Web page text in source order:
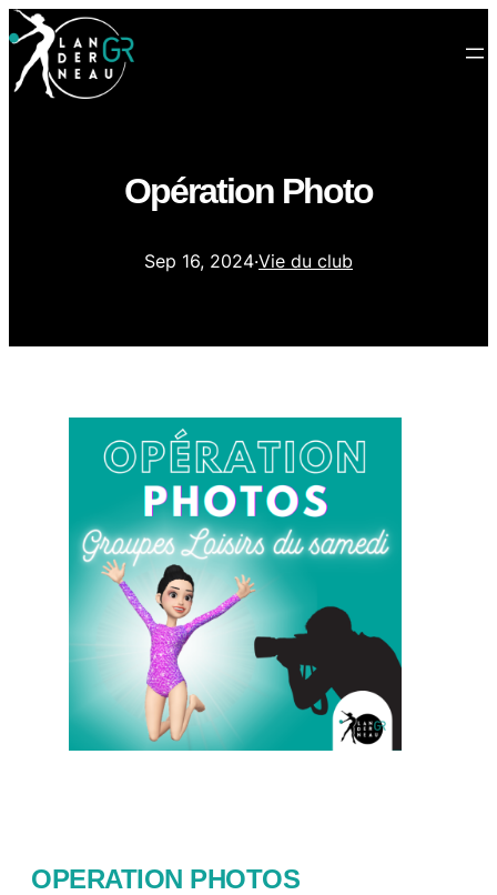
Opération Photo
Sep 16, 2024·Vie du club
OPERATION PHOTOS